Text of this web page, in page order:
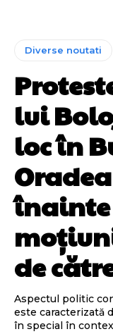
Diverse noutati
lui
loc în
înainte
de
Aspectul politic
este caracterizată
în special în